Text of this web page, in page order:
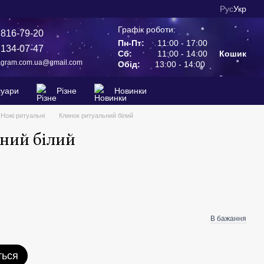
РусУкр
79-20
07-47
Графік роботи:
Пн-Пт:
11:00 - 17:00
Сб:
11:00 - 14:00
Обід:
13:00 - 14:00
Кошик
Різне Новинки
Ножі ритуальні Клинок ритуальний білий
білий
В бажання